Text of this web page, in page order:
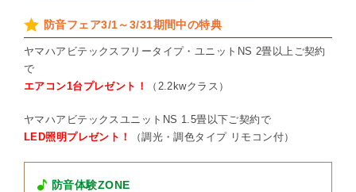
防音フェア3/1～3/31期間中の特典
ヤマハアビテックスフリータイプ・ユニットNS 2畳以上ご契約
で
エアコン1台プレゼント！
（2.2kwクラス）
ヤマハアビテックスユニットNS 1.5畳以下ご契約で
LED照明プレゼント！
（調光・調色タイプ リモコン付）
防音体験ZONE